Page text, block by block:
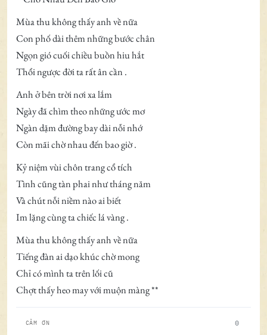
Mùa thu không thấy anh về nữa
Con phố dài thêm những bước chân
Ngọn gió cuối chiều buồn hiu hắt
Thổi ngược đời ta rất ân cần .
Anh ở bên trời nơi xa lắm
Ngày đã chìm theo những ước mơ
Ngàn dặm đường bay dài nỗi nhớ
Còn mãi chờ nhau đến bao giờ .
Kỷ niệm vùi chôn trang cổ tích
Tình cũng tàn phai như tháng năm
Và chút nỗi niềm nào ai biết
Im lặng cùng ta chiếc lá vàng .
Mùa thu không thấy anh về nữa
Tiếng đàn ai dạo khúc chờ mong
Chỉ có mình ta trên lối cũ
Chợt thấy heo may với muộn màng **
CẢM ƠN 0